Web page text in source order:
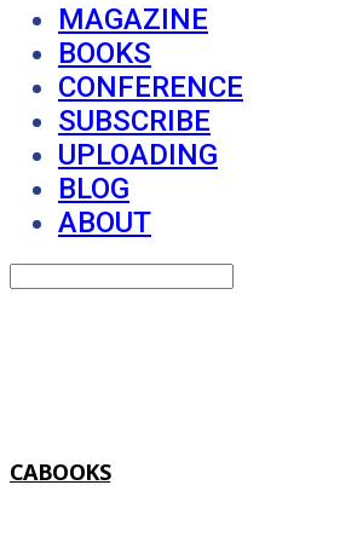
MAGAZINE
BOOKS
CONFERENCE
SUBSCRIBE
UPLOADING
BLOG
ABOUT
CABOOKS